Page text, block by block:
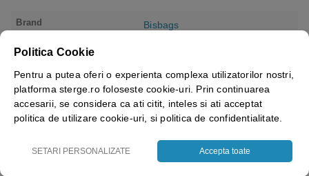
Brand Bisbags
Politica Cookie
Pentru a putea oferi o experienta complexa utilizatorilor nostri,
platforma sterge.ro foloseste cookie-uri. Prin continuarea
accesarii, se considera ca ati citit, inteles si ati acceptat
politica de utilizare cookie-uri, si politica de confidentialitate.
SETARI PERSONALIZATE Accepta toate